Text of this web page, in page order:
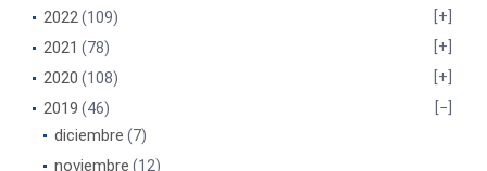
2022(109)
2021 (78)
2020 (108)
2019 (46)
diciembre (7)
noviembre (12)